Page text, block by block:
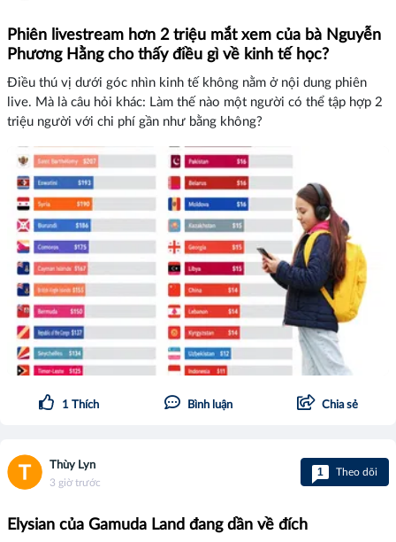
Phiên livestream hơn 2 triệu mắt xem của bà Nguyễn
Phương Hằng cho thấy điều gì về kinh tế học?
Điều thú vị dưới góc nhìn kinh tế không nằm ở nội dung phiên
live. Mà là câu hỏi khác: Làm thế nào một người có thể tập hợp 2
triệu người với chi phí gần như bằng không?
1 Thích Bình luận Chia sẻ
Thùy Lyn
3 giờ trước
1 Theo dõi
Elysian của Gamuda Land đang dần về đích